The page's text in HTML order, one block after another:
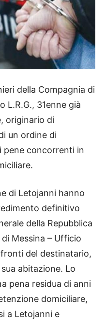
della Compagnia di
L.R.G., 31enne già
originario di
un ordine di
pene concorrenti in
di Letojanni hanno
definitivo
della Repubblica
di Messina – Ufficio
del destinatario,
abitazione. Lo
pena residua di anni
domiciliare,
a Letojanni e